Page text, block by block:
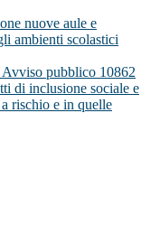
nuove aule e
ambienti scolastici
pubblico 10862
di inclusione sociale e
rischio e in quelle